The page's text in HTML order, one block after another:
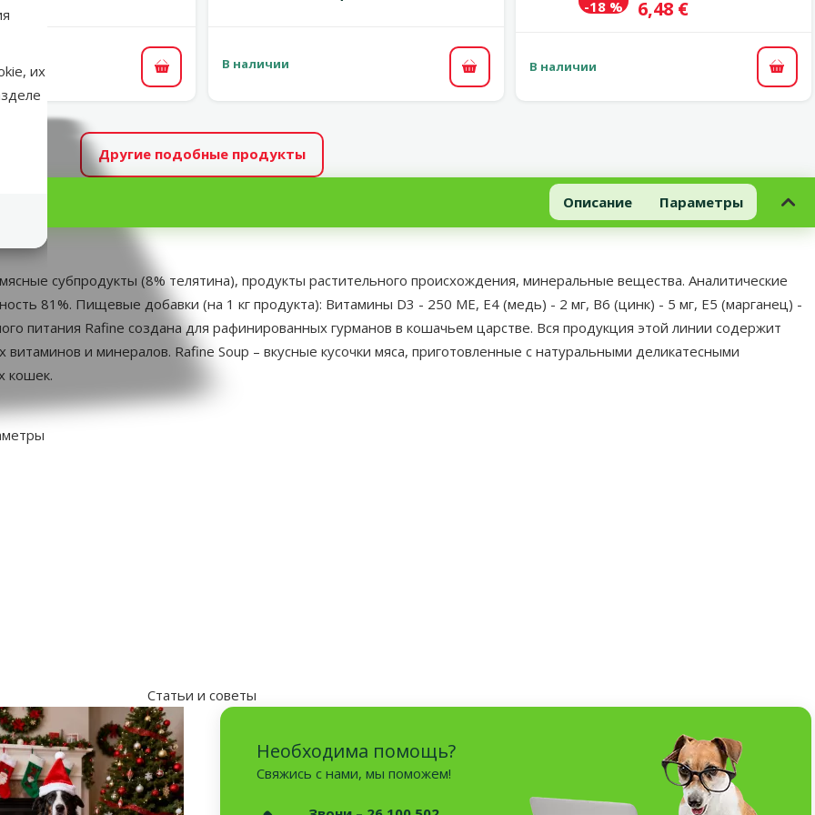
их
В корзину
В наличии
В корзину
Цена
6,48 €
-18 %
В наличии В
Другие подобные продукты
Описание Параметры
субпродукты (8% телятина), продукты растительного происхождения, минеральные вещества. Аналитические
81%. Пищевые добавки (на 1 кг продукта): Витамины D3 - 250 МЕ, Е4 (медь) - 2 мг, В6 (цинк) - 5 мг, E5 (марганец) -
питания Rafine создана для рафинированных гурманов в кошачьем царстве. Вся продукция этой линии содержит
и минералов. Rafine Soup – вкусные кусочки мяса, приготовленные с натуральными деликатесными
кошек.
Статьи и советы
Необходима помощь?
Свяжись с нами, мы поможем!